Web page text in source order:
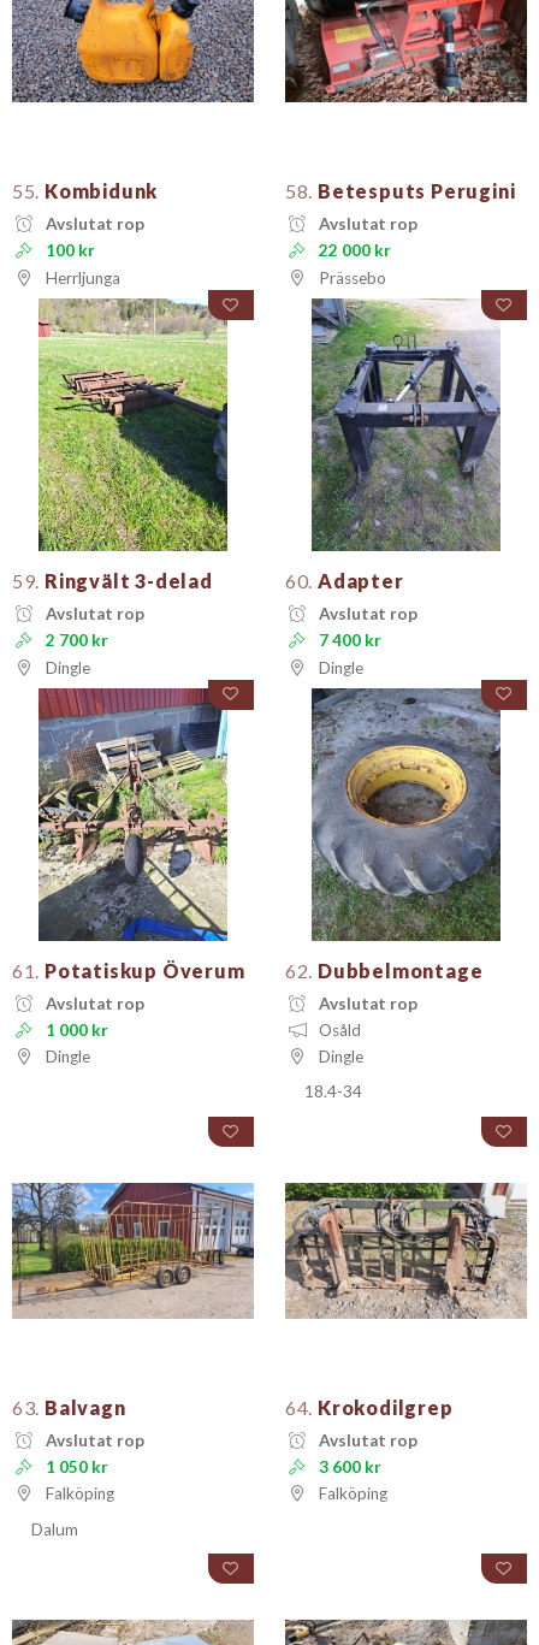
55. Kombidunk
Avslutat rop
100 kr
Herrljunga
58. Betesputs Perugini
Avslutat rop
22 000 kr
Prässebo
59. Ringvält 3-delad
Avslutat rop
2 700 kr
Dingle
60. Adapter
Avslutat rop
7 400 kr
Dingle
61. Potatiskup Överum
Avslutat rop
1 000 kr
Dingle
62. Dubbelmontage
Avslutat rop
Osåld
Dingle
18.4-34
63. Balvagn
Avslutat rop
1 050 kr
Falköping
Dalum
64. Krokodilgrep
Avslutat rop
3 600 kr
Falköping